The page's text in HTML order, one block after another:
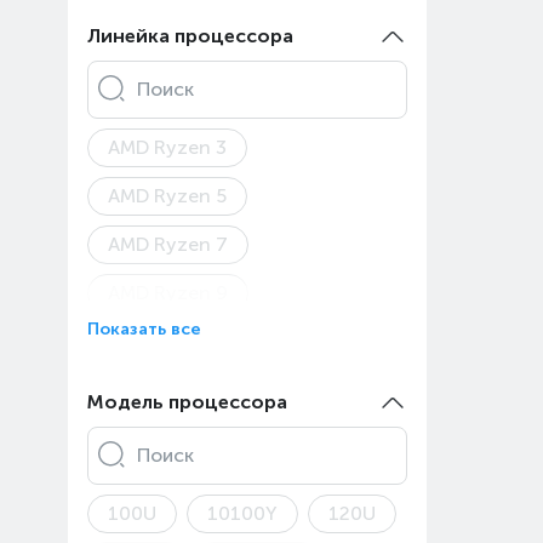
Asus ROG Zephyrus G16
Asus TUF Gaming A15
Asus TUF Gaming A16
Asus TUF Gaming
Asus TUF Gaming A18
Asus V16
Asus Vivobook 15
Asus Vivobook 16
Линейка процессора
Поиск
AMD Ryzen 3
AMD Ryzen 5
AMD Ryzen 7
AMD Ryzen AI 5
Apple A18 Pro
Apple M2 Max
Apple M2 Pro
Показать все
Модель процессора
Поиск
100U 10100Y 120U